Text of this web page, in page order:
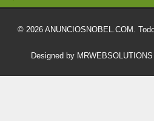
© 2026 ANUNCIOSNOBEL.COM.
Designed by MRWEBSOLUTIONS